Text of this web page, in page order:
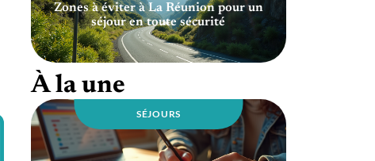
Zones à éviter à La Réunion pour un
séjour en toute sécurité
À la une
SÉJOURS